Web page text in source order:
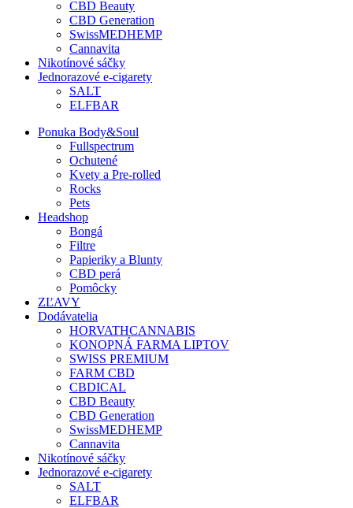
CBD Beauty
CBD Generation
SwissMEDHEMP
Cannavita
Nikotínové sáčky
Jednorazové e-cigarety
SALT
ELFBAR
Ponuka Body&Soul
Fullspectrum
Ochutené
Kvety a Pre-rolled
Rocks
Pets
Headshop
Bongá
Filtre
Papieriky a Blunty
CBD perá
Pomôcky
ZĽAVY
Dodávatelia
HORVATHCANNABIS
KONOPNÁ FARMA LIPTOV
SWISS PREMIUM
FARM CBD
CBDICAL
CBD Beauty
CBD Generation
SwissMEDHEMP
Cannavita
Nikotínové sáčky
Jednorazové e-cigarety
SALT
ELFBAR